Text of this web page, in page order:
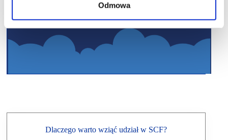
Odmowa
Dlaczego warto wziąć udział w SCF?